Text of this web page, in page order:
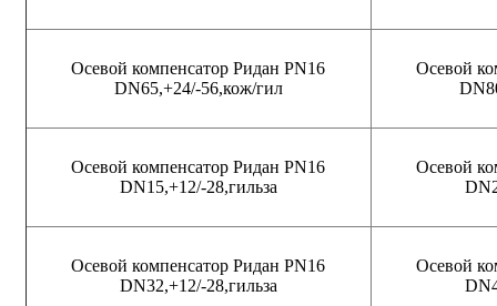
Осевой компенсатор Ридан PN16
DN65,+24/-56,кож/гил
Осевой
Осевой компенсатор Ридан PN16
DN15,+12/-28,гильза
Осевой
Осевой компенсатор Ридан PN16
DN32,+12/-28,гильза
Осевой